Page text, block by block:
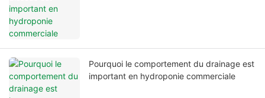
Pourquoi le comportement du drainage est
important en hydroponie commerciale